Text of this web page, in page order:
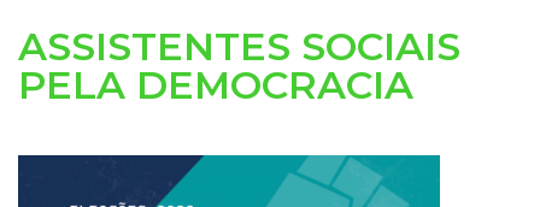
ASSISTENTES SOCIAIS
PELA DEMOCRACIA